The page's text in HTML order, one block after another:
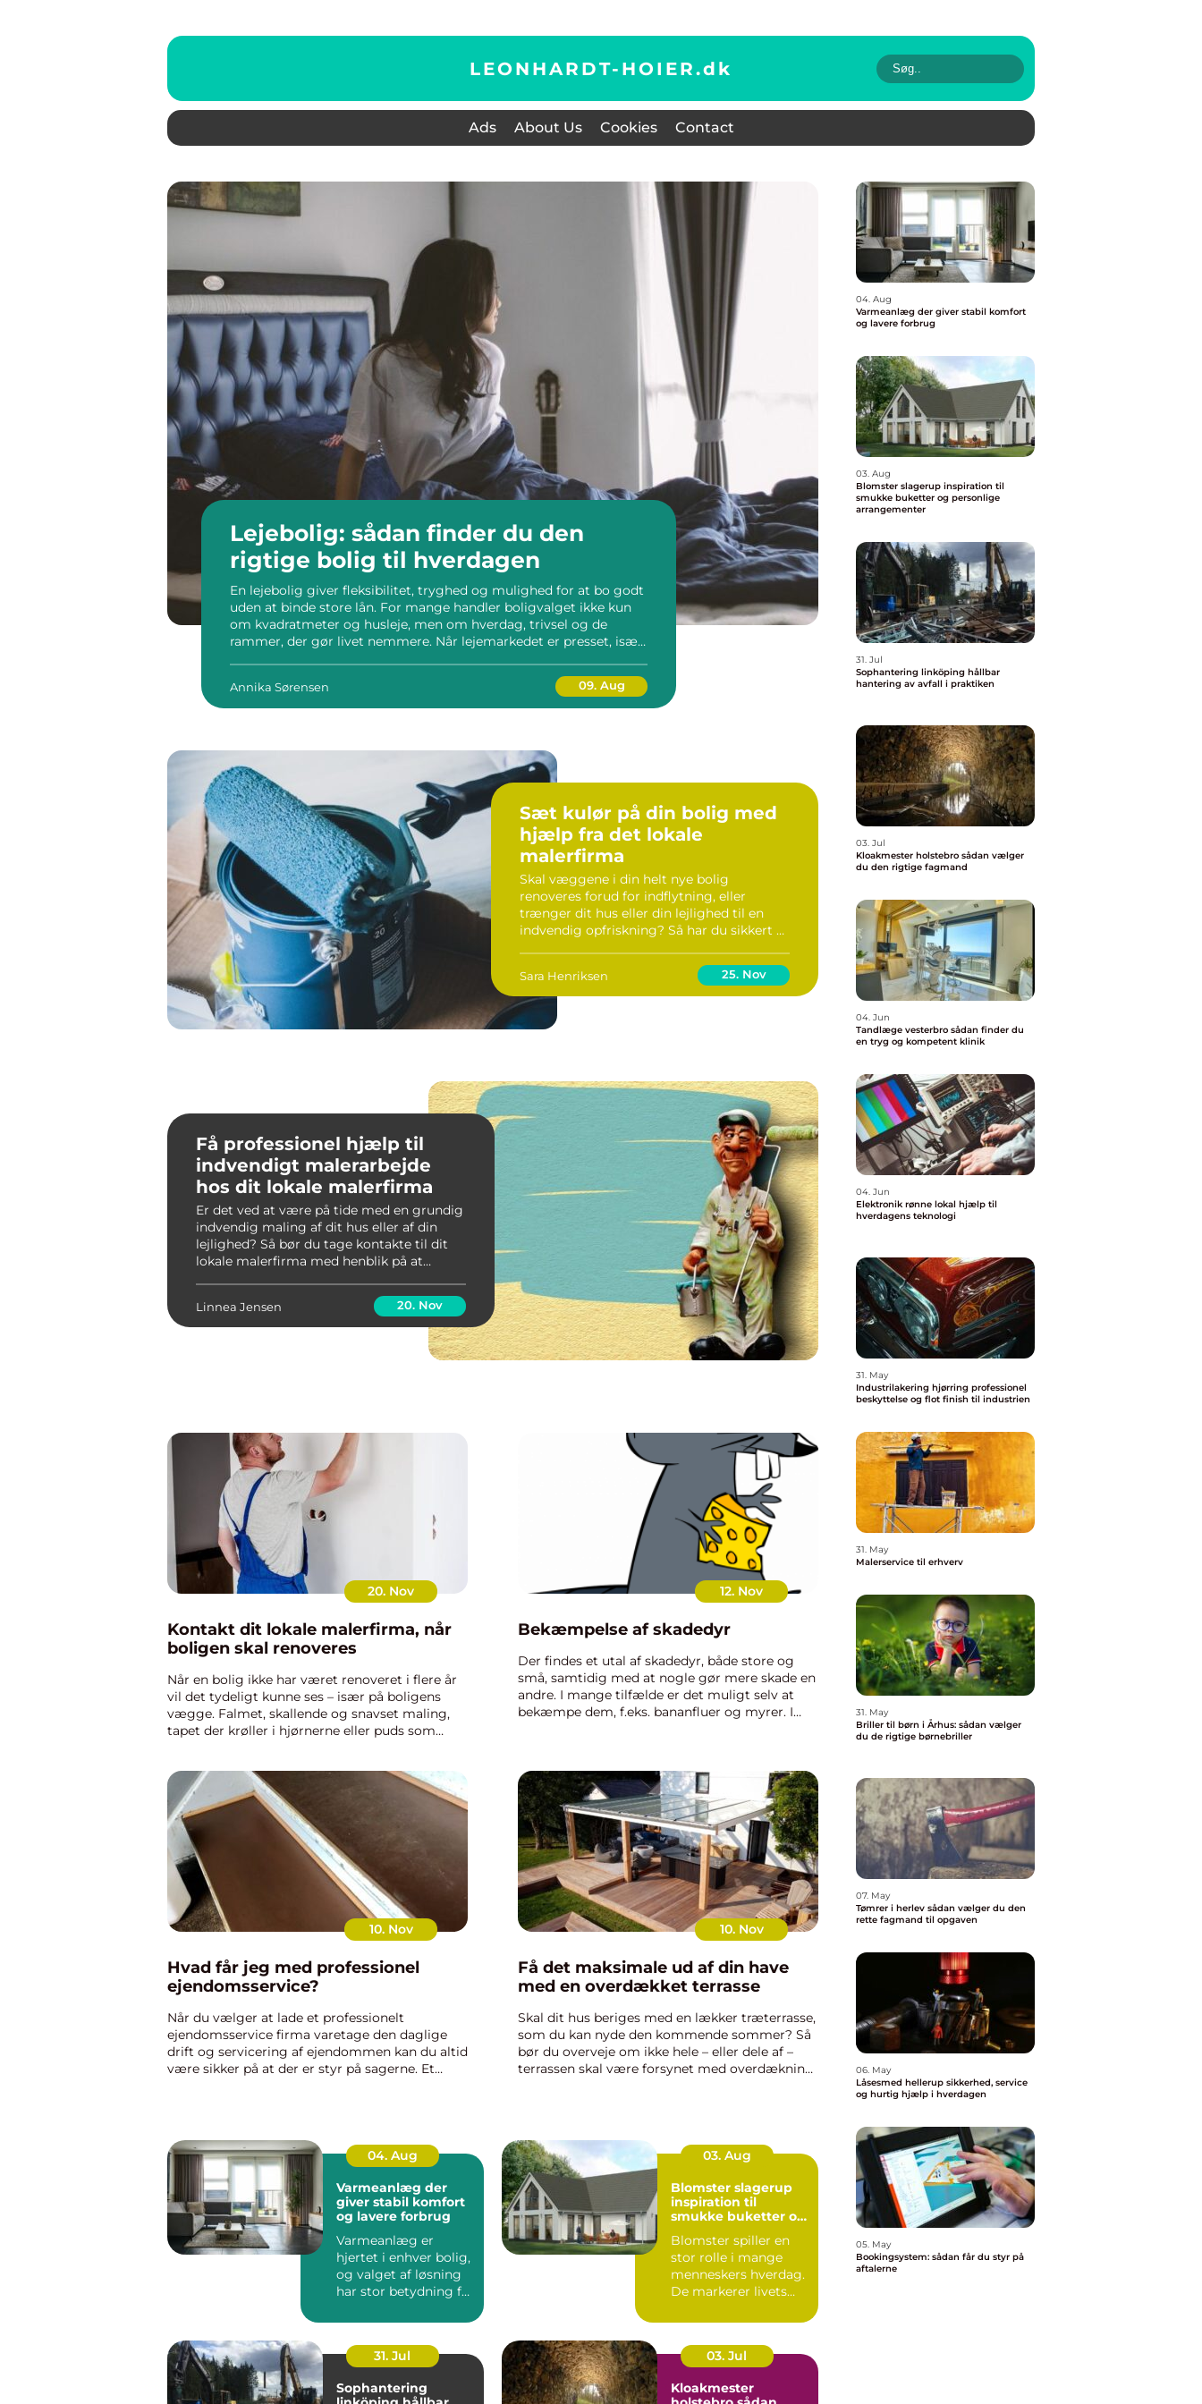
LEONHARDT-HOIER.dk
Ads About Us Cookies Contact
Lejebolig: sådan finder du den
rigtige bolig til hverdagen
En lejebolig giver fleksibilitet, tryghed og mulighed for at bo godt
uden at binde store lån. For mange handler boligvalget ikke kun
om kvadratmeter og husleje, men om hverdag, trivsel og de
rammer, der gør livet nemmere. Når lejemarkedet er presset, især
Annika Sørensen 09. Aug
Sæt kulør på din bolig med
hjælp fra det lokale
malerfirma
Skal væggene i din helt nye bolig
renoveres forud for indflytning, eller
trænger dit hus eller din lejlighed til en
indvendig opfriskning? Så har du sikkert et
resultat skal se ud. Måske har du allerede
beslutte...
Sara Henriksen 25. Nov
Få professionel hjælp til
indvendigt malerarbejde
hos dit lokale malerfirma
Er det ved at være på tide med en grundig
indvendig maling af dit hus eller af din
lejlighed? Så bør du tage kontakte til dit
lokale malerfirma med henblik på at
vægge og træværk. Kan jeg ikke selv male
mine væ...
Linnea Jensen 20. Nov
20. Nov
Kontakt dit lokale malerfirma, når
boligen skal renoveres
Når en bolig ikke har været renoveret i flere år
vil det tydeligt kunne ses – især på boligens
vægge. Falmet, skallende og snavset maling,
tapet der krøller i hjørnerne eller puds som
12. Nov
Bekæmpelse af skadedyr
Der findes et utal af skadedyr, både store og
små, samtidig med at nogle gør mere skade en
andre. I mange tilfælde er det muligt selv at
bekæmpe dem, f.eks. bananfluer og myrer. I
10. Nov
Hvad får jeg med professionel
ejendomsservice?
Når du vælger at lade et professionelt
ejendomsservice firma varetage den daglige
drift og servicering af ejendommen kan du altid
være sikker på at der er styr på sagerne. Et
10. Nov
Få det maksimale ud af din have
med en overdækket terrasse
Skal dit hus beriges med en lækker træterrasse,
som du kan nyde den kommende sommer? Så
bør du overveje om ikke hele – eller dele af –
terrassen skal være forsynet med overdækning.
04. Aug
Varmeanlæg der
giver stabil komfort
og lavere forbrug
Varmeanlæg er
hjertet i enhver bolig,
og valget af løsning
har stor betydning for
03. Aug
Blomster slagerup
inspiration til
smukke buketter og
arrangementer
Blomster spiller en
stor rolle i mange
menneskers hverdag.
De markerer livets
skabe...
31. Jul
Sophantering
03. Jul
Kloakmester
04. Aug
Varmeanlæg der giver stabil komfort
og lavere forbrug
03. Aug
Blomster slagerup inspiration til
smukke buketter og personlige
arrangementer
31. Jul
Sophantering linköping hållbar
hantering av avfall i praktiken
03. Jul
Kloakmester holstebro sådan vælger
du den rigtige fagmand
04. Jun
Tandlæge vesterbro sådan finder du
en tryg og kompetent klinik
04. Jun
Elektronik rønne lokal hjælp til
hverdagens teknologi
31. May
Industrilakering hjørring professionel
beskyttelse og flot finish til industrien
31. May
Malerservice til erhverv
31. May
Briller til børn i Århus: sådan vælger
du de rigtige børnebriller
07. May
Tømrer i herlev sådan vælger du den
rette fagmand til opgaven
06. May
Låsesmed hellerup sikkerhed, service
og hurtig hjælp i hverdagen
05. May
Bookingsystem: sådan får du styr på
aftalerne